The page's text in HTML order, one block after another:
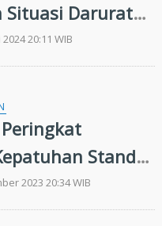
Situasi Darurat
20:11 WIB
Standar
se-Riau
2023 20:34 WIB